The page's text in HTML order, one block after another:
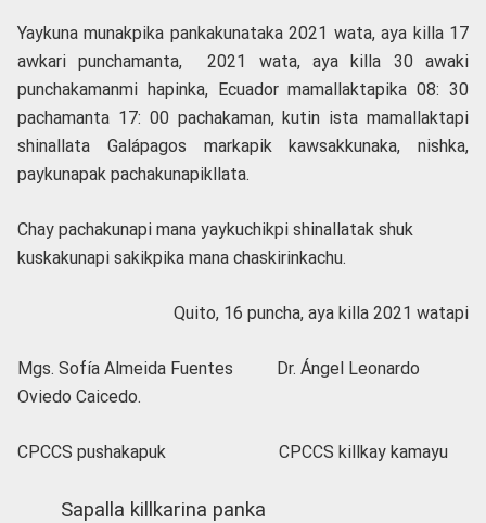
Yaykuna munakpika pankakunataka 2021 wata, aya killa 17
awkari punchamanta, 2021 wata, aya killa 30 awaki
punchakamanmi hapinka, Ecuador mamallaktapika 08: 30
pachamanta 17: 00 pachakaman, kutin ista mamallaktapi
shinallata Galápagos markapik kawsakkunaka, nishka,
paykunapak pachakunapikllata.
Chay pachakunapi mana yaykuchikpi shinallatak shuk
kuskakunapi sakikpika mana chaskirinkachu.
Quito, 16 puncha, aya killa 2021 watapi
Mgs. Sofía Almeida Fuentes Dr. Ángel Leonardo
Oviedo Caicedo.
CPCCS pushakapuk CPCCS killkay kamayu
Sapalla killkarina panka